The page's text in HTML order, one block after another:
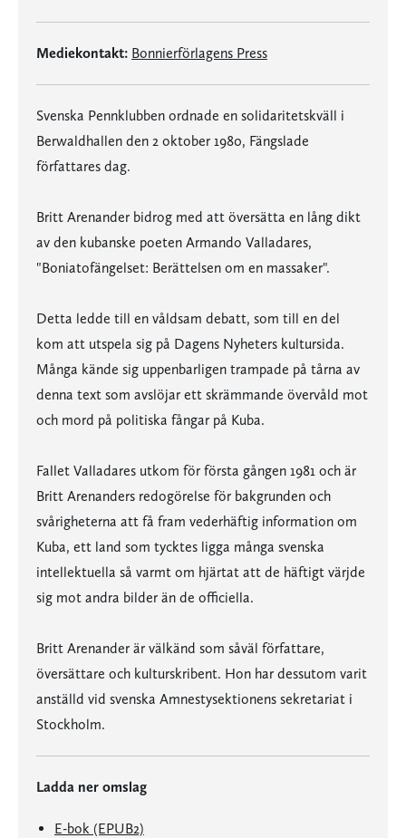
Mediekontakt: Bonnierförlagens Press
Svenska Pennklubben ordnade en solidaritetskväll i
Berwaldhallen den 2 oktober 1980, Fängslade
författares dag.
Britt Arenander bidrog med att översätta en lång dikt
av den kubanske poeten Armando Valladares,
"Boniatofängelset: Berättelsen om en massaker".
Detta ledde till en våldsam debatt, som till en del
kom att utspela sig på Dagens Nyheters kultursida.
Många kände sig uppenbarligen trampade på tårna av
denna text som avslöjar ett skrämmande övervåld mot
och mord på politiska fångar på Kuba.
Fallet Valladares utkom för första gången 1981 och är
Britt Arenanders redogörelse för bakgrunden och
svårigheterna att få fram vederhäftig information om
Kuba, ett land som tycktes ligga många svenska
intellektuella så varmt om hjärtat att de häftigt värjde
sig mot andra bilder än de officiella.
Britt Arenander är välkänd som såväl författare,
översättare och kulturskribent. Hon har dessutom varit
anställd vid svenska Amnestysektionens sekretariat i
Stockholm.
Ladda ner omslag
E-bok (EPUB2)